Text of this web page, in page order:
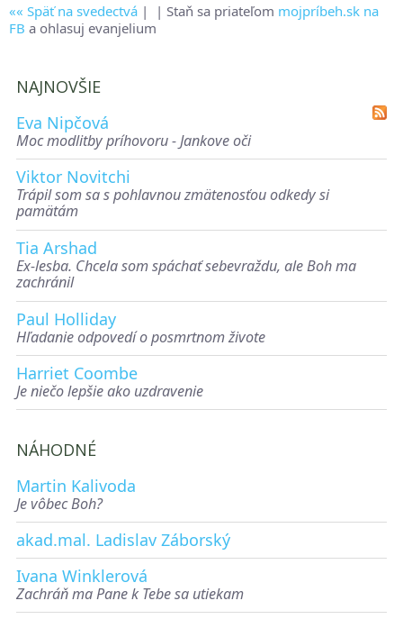
Späť na svedectvá | | Staň sa priateľom mojpríbeh.sk na
FB a ohlasuj evanjelium
NAJNOVŠIE
Eva Nipčová
Moc modlitby príhovoru - Jankove oči
Viktor Novitchi
Trápil som sa s pohlavnou zmätenosťou odkedy si
pamätám
Tia Arshad
Ex-lesba. Chcela som spáchať sebevraždu, ale Boh ma
zachránil
Paul Holliday
Hľadanie odpovedí o posmrtnom živote
Harriet Coombe
Je niečo lepšie ako uzdravenie
NÁHODNÉ
Martin Kalivoda
Je vôbec Boh?
akad.mal. Ladislav Záborský
Ivana Winklerová
Zachráň ma Pane k Tebe sa utiekam